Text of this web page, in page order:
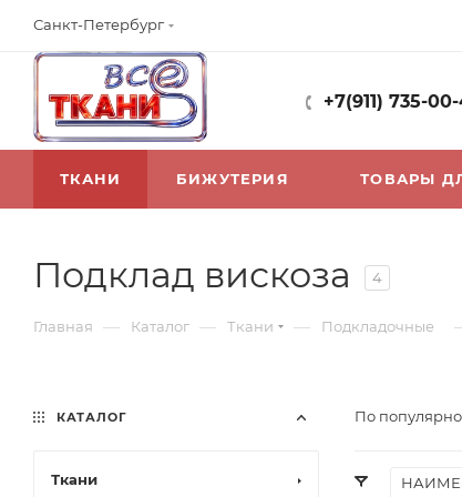
Санкт-Петербург
+7(911) 735-
ТКАНИ БИЖУТЕРИЯ ТОВАРЫ
Подклад вискоза 4
Главная — Каталог — Ткани — Подкладочные
По
КАТАЛОГ
Ткани